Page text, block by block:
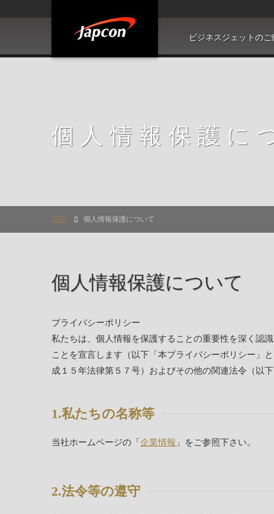
ビジネスジェットのご
個人情報保護に
TOP 個人情報保護について
個人情報保護について
プライバシーポリシー
私たちは、個人情報を保護することの重要性を深く認
ことを宣言します（以下「本プライバシーポリシー」
成１５年法律第５７号）およびその他の関連法令（以
1.私たちの名称等
当社ホームページの「企業情報 」をご参照下さい。
2.法令等の遵守